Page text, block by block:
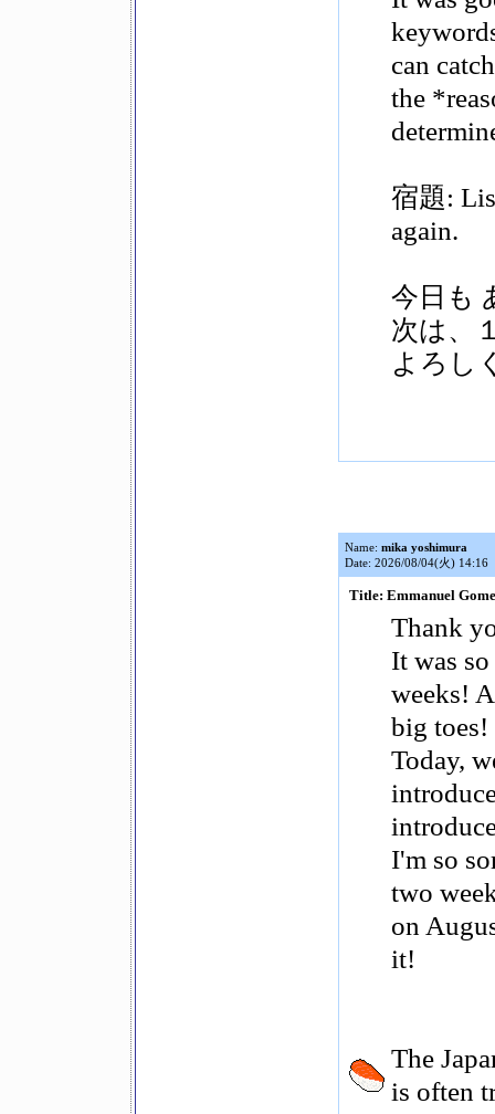
can
the
宿題:
again.
今日も
次は、
よろし
Name: mika yoshimura
Date: 2026/08/04(火) 14:16
Title: Emmanuel
Thank
It was
weeks!
big toes!
Today,
I'm so
two
on
it!
The
is often